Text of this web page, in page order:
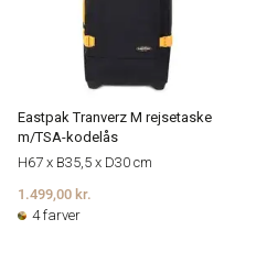
Eastpak Tranverz M rejsetaske
m/TSA-kodelås
H67 x B35,5 x D30 cm
1.499,00 kr.
4 farver